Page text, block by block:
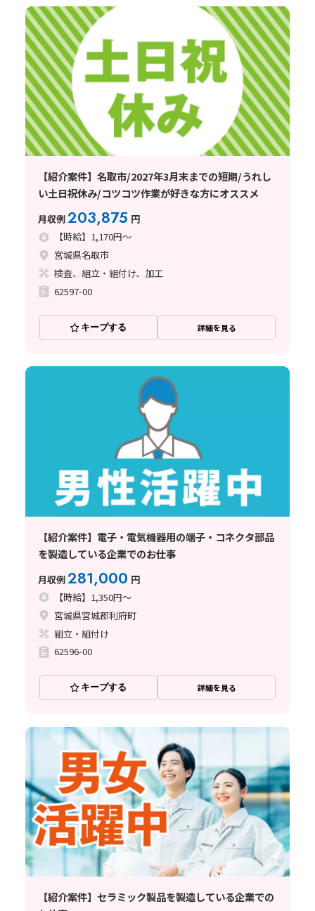
【紹介案件】名取市/2027年3月末までの短期/うれし
い土日祝休み/コツコツ作業が好きな方にオススメ
月収例203,875 円
【時給】1,170円～
宮城県名取市
検査、組立・組付け、加工
62597-00
キープする 詳細を見る
【紹介案件】電子・電気機器用の端子・コネクタ部品
を製造している企業でのお仕事
月収例281,000 円
【時給】1,350円～
宮城県宮城郡利府町
組立・組付け
62596-00
キープする 詳細を見る
【紹介案件】セラミック製品を製造している企業での